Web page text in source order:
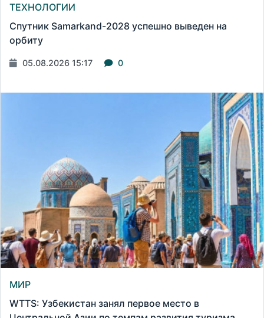
ТЕХНОЛОГИИ
Спутник Samarkand-2028 успешно выведен на
орбиту
05.08.2026 15:17 0
МИР
WTTS: Узбекистан занял первое место в